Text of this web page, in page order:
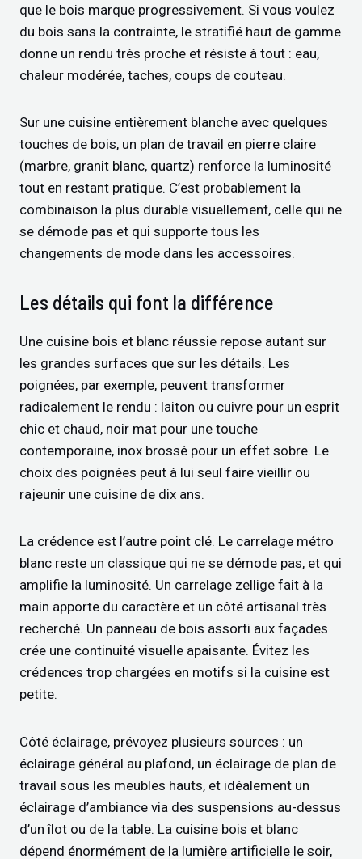
que le bois marque progressivement. Si vous voulez
du bois sans la contrainte, le stratifié haut de gamme
donne un rendu très proche et résiste à tout : eau,
chaleur modérée, taches, coups de couteau.
Sur une cuisine entièrement blanche avec quelques
touches de bois, un plan de travail en pierre claire
(marbre, granit blanc, quartz) renforce la luminosité
tout en restant pratique. C’est probablement la
combinaison la plus durable visuellement, celle qui ne
se démode pas et qui supporte tous les
changements de mode dans les accessoires.
Les détails qui font la différence
Une cuisine bois et blanc réussie repose autant sur
les grandes surfaces que sur les détails. Les
poignées, par exemple, peuvent transformer
radicalement le rendu : laiton ou cuivre pour un esprit
chic et chaud, noir mat pour une touche
contemporaine, inox brossé pour un effet sobre. Le
choix des poignées peut à lui seul faire vieillir ou
rajeunir une cuisine de dix ans.
La crédence est l’autre point clé. Le carrelage métro
blanc reste un classique qui ne se démode pas, et qui
amplifie la luminosité. Un carrelage zellige fait à la
main apporte du caractère et un côté artisanal très
recherché. Un panneau de bois assorti aux façades
crée une continuité visuelle apaisante. Évitez les
crédences trop chargées en motifs si la cuisine est
petite.
Côté éclairage, prévoyez plusieurs sources : un
éclairage général au plafond, un éclairage de plan de
travail sous les meubles hauts, et idéalement un
éclairage d’ambiance via des suspensions au-dessus
d’un îlot ou de la table. La cuisine bois et blanc
dépend énormément de la lumière artificielle le soir,